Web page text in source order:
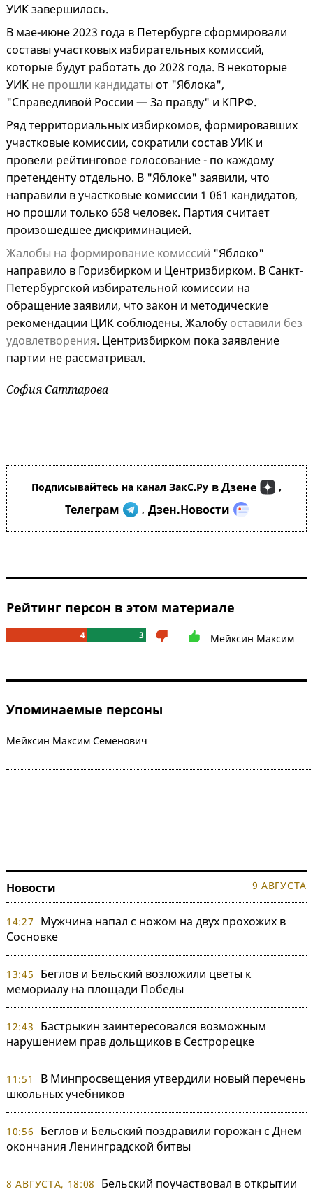
УИК завершилось.
В мае-июне 2023 года в Петербурге сформировали
составы участковых избирательных комиссий,
которые будут работать до 2028 года. В некоторые
УИК не прошли кандидаты от "Яблока",
"Справедливой России — За правду" и КПРФ.
Ряд территориальных избиркомов, формировавших
участковые комиссии, сократили состав УИК и
провели рейтинговое голосование - по каждому
претенденту отдельно. В "Яблоке" заявили, что
направили в участковые комиссии 1 061 кандидатов,
но прошли только 658 человек. Партия считает
произошедшее дискриминацией.
Жалобы на формирование комиссий "Яблоко"
направило в Горизбирком и Центризбирком. В Санкт-
Петербургской избирательной комиссии на
обращение заявили, что закон и методические
рекомендации ЦИК соблюдены. Жалобу оставили без
удовлетворения. Центризбирком пока заявление
партии не рассматривал.
София Саттарова
Подписывайтесь на канал ЗакС.Ру в Дзене ,
Телеграм , Дзен.Новости
Рейтинг персон в этом материале
4 3 Мейксин Максим
Упоминаемые персоны
Мейксин Максим Семенович
Новости 9 АВГУСТА
14:27
Мужчина напал с ножом на двух прохожих в
Сосновке
13:45
Беглов и Бельский возложили цветы к
мемориалу на площади Победы
12:43
Бастрыкин заинтересовался возможным
нарушением прав дольщиков в Сестрорецке
11:51
В Минпросвещения утвердили новый перечень
школьных учебников
10:56
Беглов и Бельский поздравили горожан с Днем
окончания Ленинградской битвы
8 АВГУСТА, 18:08 Бельский поучаствовал в открытии